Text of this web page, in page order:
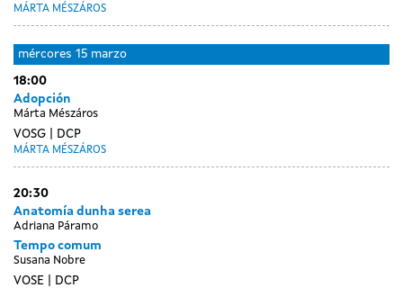
MÁRTA MÉSZÁROS
mércores 15 marzo
18:00
Adopción
Márta Mészáros
VOSG DCP
MÁRTA MÉSZÁROS
20:30
Anatomía dunha serea
Adriana Páramo
Tempo comum
Susana Nobre
VOSE DCP